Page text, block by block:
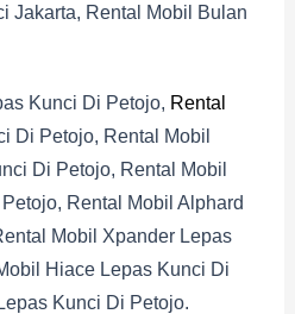
Jakarta, Rental Mobil Bulan
Kunci Di Petojo, Rental
Di Petojo, Rental Mobil
Di Petojo, Rental Mobil
Rental Mobil Alphard
Mobil Xpander Lepas
Hiace Lepas Kunci Di
Kunci Di Petojo.